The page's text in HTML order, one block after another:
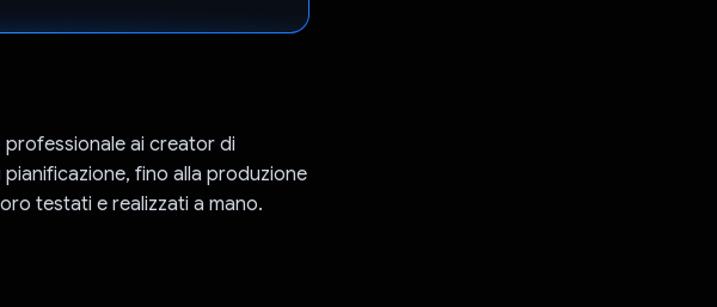
ai creator di
fino alla produzione
testati e realizzati a mano.